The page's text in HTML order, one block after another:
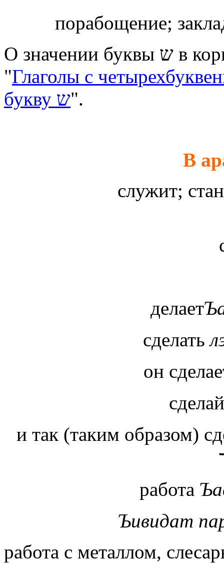
порабощение;
О значении буквы ש в корне שעבד читайте в материале
"Глаголы с
букву ש".
В
служит;
делает
сделать
он
и так (таким образом)
работа
Ъивидат
работа с металлом,